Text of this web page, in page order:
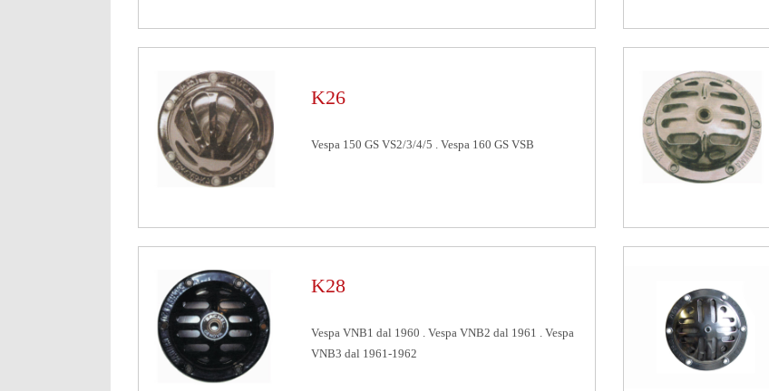
K26
Vespa 150 GS VS2/3/4/5 . Vespa 160 GS VSB
K28
Vespa VNB1 dal 1960 . Vespa VNB2 dal 1961 . Vespa
VNB3 dal 1961-1962